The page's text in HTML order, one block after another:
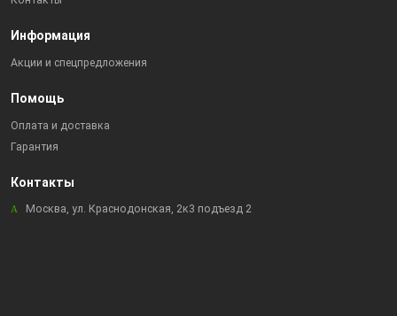
Информация
Акции и спецпредложения
Помощь
Оплата и доставка
Гарантия
Контакты
Москва, ул. Краснодонская, 2к3 подъезд 2